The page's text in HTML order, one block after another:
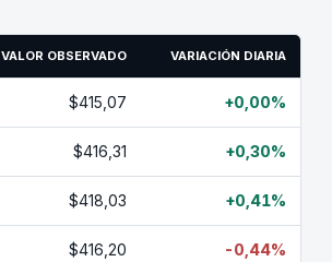
VALOR OBSERVADO VARIACIÓN DIARIA
$415,07 +0,00%
$416,31 +0,30%
$418,03 +0,41%
$416,20 -0,44%